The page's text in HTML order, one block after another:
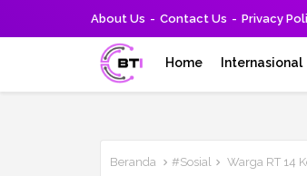
About Us Contact Us Privacy
Home Internasional
Beranda #Sosial Warga RT 14